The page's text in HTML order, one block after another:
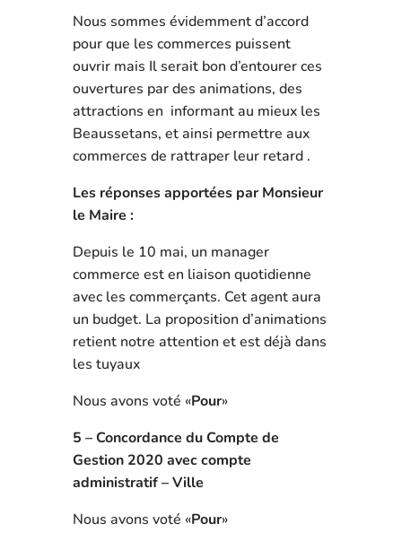
Nous sommes évidemment d’accord
pour que les commerces puissent
ouvrir mais Il serait bon d’entourer ces
ouvertures par des animations, des
attractions en informant au mieux les
Beaussetans, et ainsi permettre aux
commerces de rattraper leur retard .
Les réponses apportées par Monsieur
le Maire :
Depuis le 10 mai, un manager
commerce est en liaison quotidienne
avec les commerçants. Cet agent aura
un budget. La proposition d’animations
retient notre attention et est déjà dans
les tuyaux
Nous avons voté «Pour»
5 – Concordance du Compte de
Gestion 2020 avec compte
administratif – Ville
Nous avons voté «Pour»